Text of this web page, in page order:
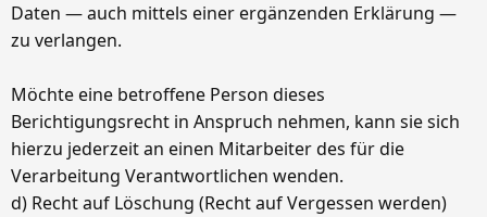
Daten — auch mittels einer ergänzenden Erklärung —
zu verlangen.
Möchte eine betroffene Person dieses
Berichtigungsrecht in Anspruch nehmen, kann sie sich
hierzu jederzeit an einen Mitarbeiter des für die
Verarbeitung Verantwortlichen wenden.
d) Recht auf Löschung (Recht auf Vergessen werden)